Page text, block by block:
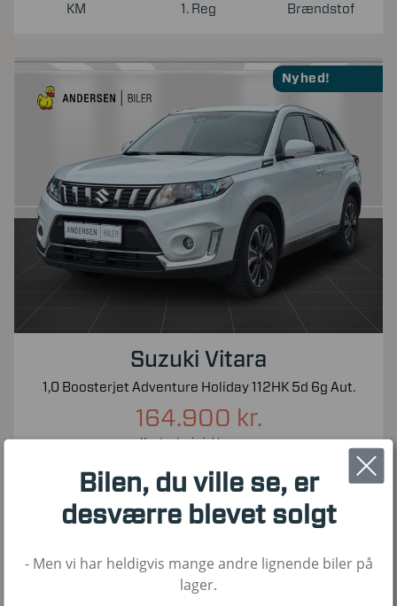
KM
1. Reg
Brændstof
Nyhed!
Suzuki Vitara
1,0 Boosterjet Adventure Holiday 112HK 5d 6g Aut.
164.900 kr.
Kontantpris inkl. moms
56.000
KM
2019
1. Reg
Benzin
Brændstof
Nyhed!
Bilen, du ville se, er
desværre blevet solgt
- Men vi har heldigvis mange andre lignende biler på
lager.